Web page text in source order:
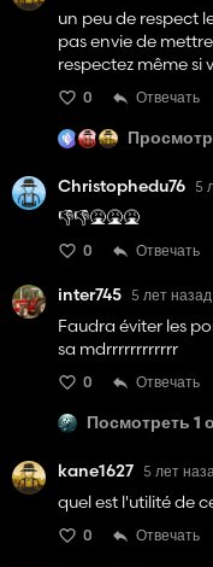
un peu de respect
pas envie de
respectez même si
0 Отвечать
Christophedu76 5
👎👎🤮🤮🤮
0 Отвечать
inter745 5 лет назад
Faudra éviter les
sa mdrrrrrrrrrrrr
0 Отвечать
Посмотреть 1
kane1627 5 лет
quel est l'utilité de
0 Отвечать